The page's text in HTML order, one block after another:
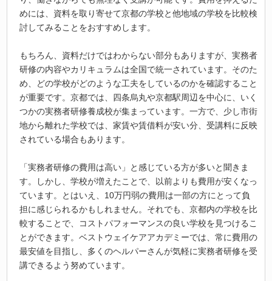
めには、資料を取り寄せて京都の学校と他地域の学校を比較検
討してみることをおすすめします。
もちろん、資料だけではわからない部分もありますが、実務者
研修の内容やカリキュラムは全国で統一されています。そのた
め、どの学校がどのような工夫をしているのかを確認すること
が重要です。京都では、四条烏丸や京都駅周辺を中心に、いく
つかの実務者研修養成校が集まっています。一方で、少し市街
地から離れた学校では、家賃や賃借料が安い分、受講料に反映
されている場合もあります。
「実務者研修の費用は高い」と感じている方が多いと聞きま
す。しかし、学校が増えたことで、以前よりも費用が安くなっ
ています。とはいえ、10万円弱の費用は一部の方にとって負
担に感じられるかもしれません。それでも、京都内の学校を比
較することで、コストパフォーマンスの良い学校を見つけるこ
とができます。ベストウェイケアアカデミーでは、常に費用の
最安値を目指し、多くのヘルパーさんが気軽に実務者研修を受
講できるよう努めています。